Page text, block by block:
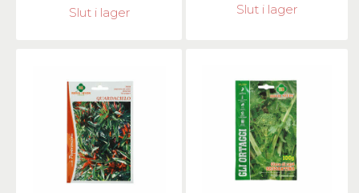
Slut i lager Slut i lager